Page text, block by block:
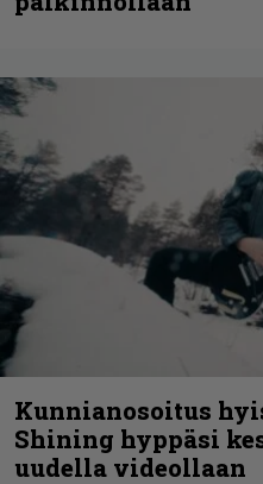
Kunnianosoitus
Shining hyppäsi
uudella videollaan